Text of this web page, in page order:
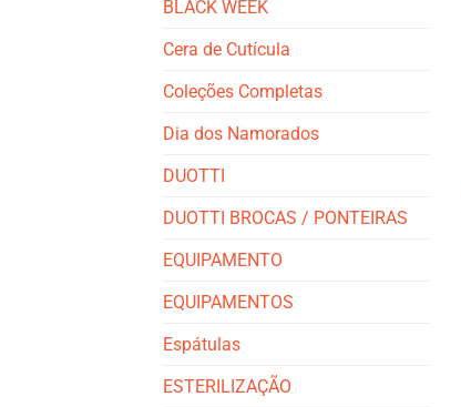
BLACK WEEK
Cera de Cutícula
Coleções Completas
Dia dos Namorados
DUOTTI
DUOTTI BROCAS / PONTEIRAS
EQUIPAMENTO
EQUIPAMENTOS
Espátulas
ESTERILIZAÇÃO